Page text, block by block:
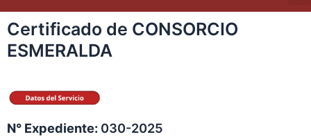
Certificado de CONSORCIO
ESMERALDA
N° Expediente: 030-2025